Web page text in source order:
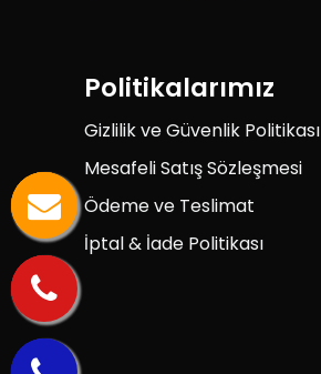
Politikalarımız
Gizlilik ve Güvenlik Politikası
Mesafeli Satış Sözleşmesi
Ödeme ve Teslimat
İptal & İade Politikası